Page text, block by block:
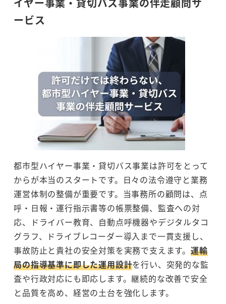
ービス
都市型ハイヤー事業・貸切バス事業は許可をとって
からが本当のスタートです。日々の法令遵守と業務
運営体制の整備が重要です。当事務所の顧問は、点
呼・日報・運行指示書等の帳票整備、監査への対
応、ドライバー教育、自動点呼機器やデジタルタコ
グラフ、ドライブレコーダー導入まで一貫支援し、
事故防止と貴社の安全対策を実務で支えます。 運輸
局の指導基準に即した運用設計を行い、突発的な監
査や行政対応にも即応します。継続的な改善で安全
と品質を高め、経営の土台を強化します。